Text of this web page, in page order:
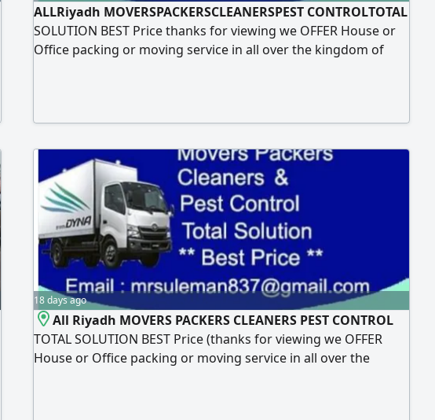
ALLRiyadh MOVERSPACKERSCLEANERSPEST CONTROLTOTAL
SOLUTION BEST Price thanks for viewing we OFFER House or
Office packing or moving service in all over the kingdom of
18 days ago
All Riyadh MOVERS PACKERS CLEANERS PEST CONTROL
TOTAL SOLUTION BEST Price (thanks for viewing we OFFER
House or Office packing or moving service in all over the